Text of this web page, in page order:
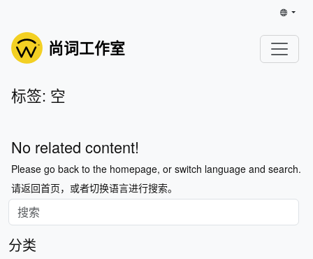
尚词工作室
标签: 空
No related content!
Please go back to the homepage, or switch language and search.
请返回首页，或者切换语言进行搜索。
分类